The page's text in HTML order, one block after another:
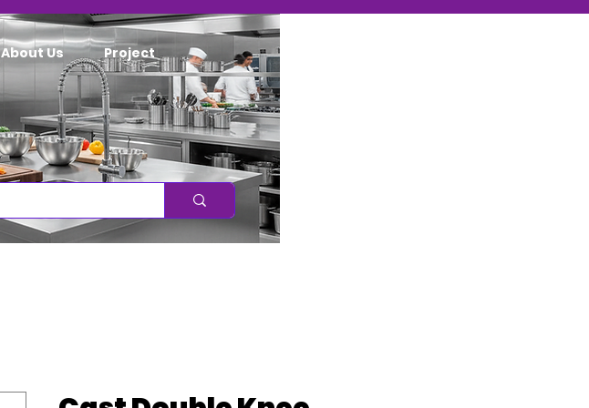
About Us Project